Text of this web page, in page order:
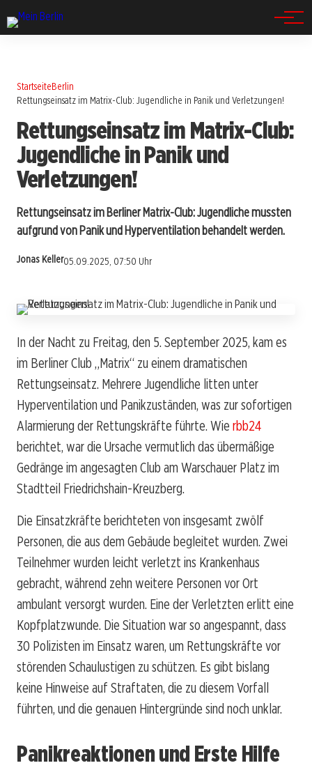
StartseiteBerlin
Rettungseinsatz im Matrix-Club: Jugendliche in Panik und Verletzungen!
Rettungseinsatz im Matrix-Club:
Jugendliche in Panik und
Verletzungen!
Rettungseinsatz im Berliner Matrix-Club: Jugendliche mussten
aufgrund von Panik und Hyperventilation behandelt werden.
Jonas Keller05.09.2025, 07:50 Uhr
In der Nacht zu Freitag, den 5. September 2025, kam es
im Berliner Club „Matrix“ zu einem dramatischen
Rettungseinsatz. Mehrere Jugendliche litten unter
Hyperventilation und Panikzuständen, was zur sofortigen
Alarmierung der Rettungskräfte führte. Wie rbb24
berichtet, war die Ursache vermutlich das übermäßige
Gedränge im angesagten Club am Warschauer Platz im
Stadtteil Friedrichshain-Kreuzberg.
Die Einsatzkräfte berichteten von insgesamt zwölf
Personen, die aus dem Gebäude begleitet wurden. Zwei
Teilnehmer wurden leicht verletzt ins Krankenhaus
gebracht, während zehn weitere Personen vor Ort
ambulant versorgt wurden. Eine der Verletzten erlitt eine
Kopfplatzwunde. Die Situation war so angespannt, dass
30 Polizisten im Einsatz waren, um Rettungskräfte vor
störenden Schaulustigen zu schützen. Es gibt bislang
keine Hinweise auf Straftaten, die zu diesem Vorfall
führten, und die genauen Hintergründe sind noch unklar.
Panikreaktionen und Erste Hilfe